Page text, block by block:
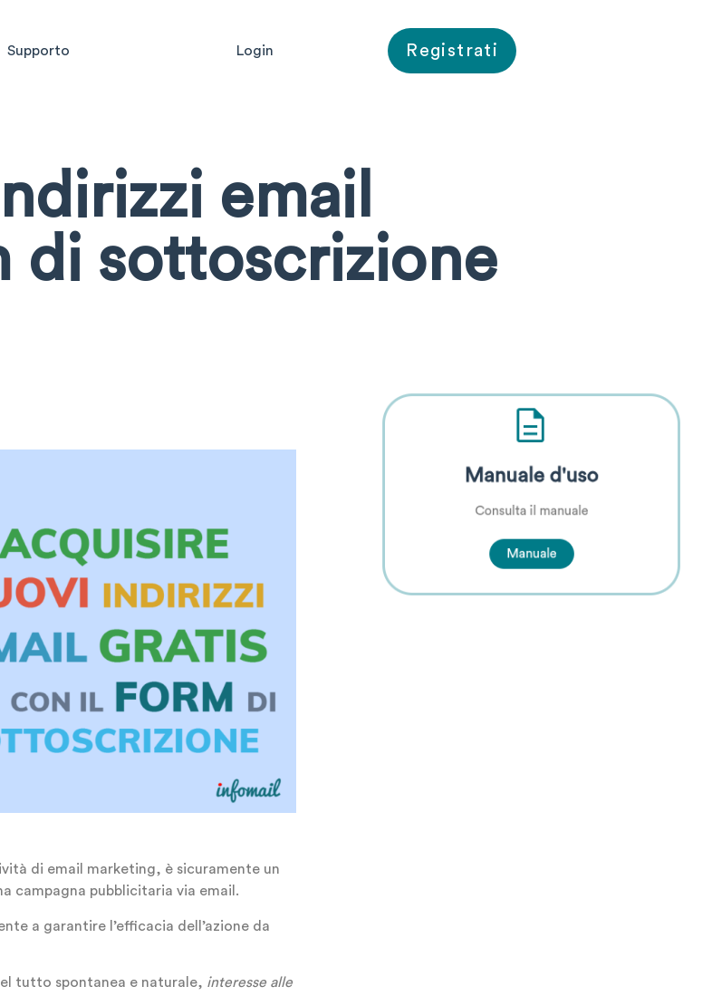
Supporto Login Registrati
email
di sottoscrizione
di email marketing, è sicuramente un
campagna pubblicitaria via email.
a garantire l’efficacia dell’azione da
tutto spontanea e naturale, interesse alle